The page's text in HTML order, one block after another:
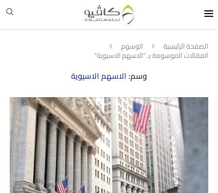
الصفحة الرئيسية الوسوم
المقالات الموسومة بـ "الاسهم الاسيوية"
وسم: الاسهم الاسيوية